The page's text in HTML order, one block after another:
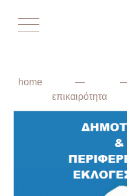
Ο
Το
Ο
home
—
επικαιρότητα